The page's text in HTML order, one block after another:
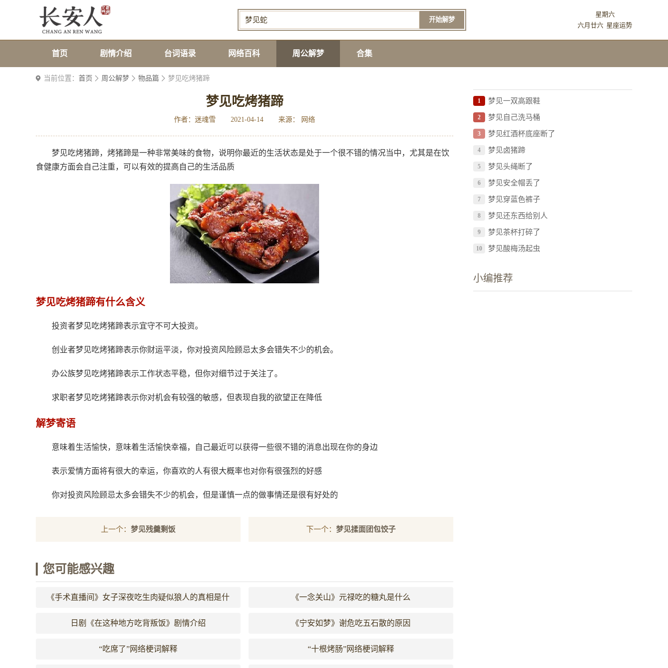
开始解梦
星期六
六月廿六 星座运势
首页 剧情介绍 台词语录 网络百科 周公解梦 合集
当前位置： 首页 周公解梦 物品篇 梦见吃烤猪蹄
梦见吃烤猪蹄
作者：迷魂雪 2021-04-14 来源： 网络
梦见吃烤猪蹄，烤猪蹄是一种非常美味的食物，说明你最近的生活状态是处于一个很不错的情况当中，尤其是在饮
食健康方面会自己注重，可以有效的提高自己的生活品质
梦见吃烤猪蹄有什么含义
投资者梦见吃烤猪蹄表示宜守不可大投资。
创业者梦见吃烤猪蹄表示你财运平淡，你对投资风险顾忌太多会错失不少的机会。
办公族梦见吃烤猪蹄表示工作状态平稳，但你对细节过于关注了。
求职者梦见吃烤猪蹄表示你对机会有较强的敏感，但表现自我的欲望正在降低
解梦寄语
意味着生活愉快，意味着生活愉快幸福，自己最近可以获得一些很不错的消息出现在你的身边
表示爱情方面将有很大的幸运，你喜欢的人有很大概率也对你有很强烈的好感
你对投资风险顾忌太多会错失不少的机会，但是谨慎一点的做事情还是很有好处的
上一个： 梦见残羹剩饭 下一个：梦见揉面团包饺子
您可能感兴趣
《手术直播间》女子深夜吃生肉疑似狼人的真相是什
么
《一念关山》元禄吃的糖丸是什么
日剧《在这种地方吃背叛饭》剧情介绍 《宁安如梦》谢危吃五石散的原因
“吃席了”网络梗词解释 “十根烤肠”网络梗词解释
1 梦见一双高跟鞋
2 梦见自己洗马桶
3 梦见红酒杯底座断了
4 梦见卤猪蹄
5 梦见头绳断了
6 梦见安全帽丢了
7 梦见穿蓝色裤子
8 梦见还东西给别人
9 梦见茶杯打碎了
10 梦见酸梅汤起虫
小编推荐